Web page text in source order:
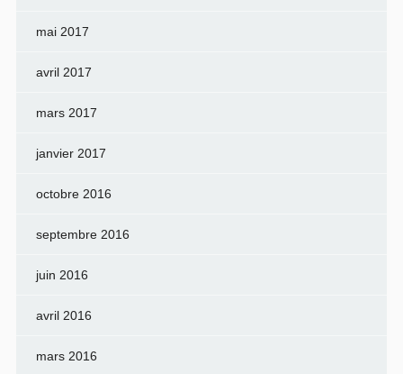
mai 2017
avril 2017
mars 2017
janvier 2017
octobre 2016
septembre 2016
juin 2016
avril 2016
mars 2016